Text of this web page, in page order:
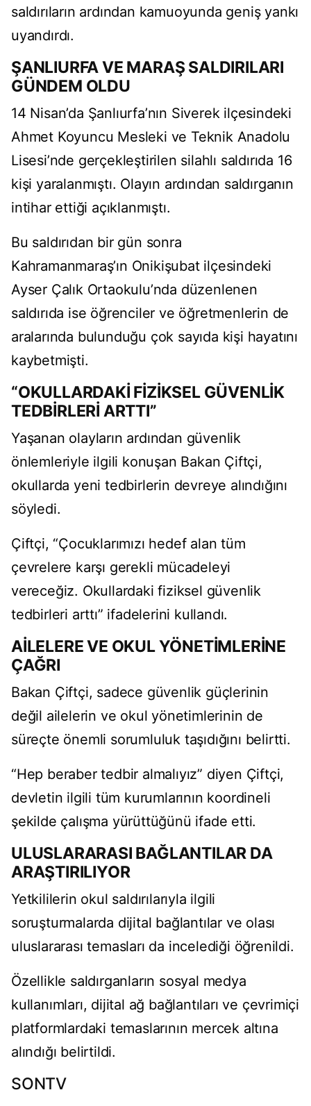
saldırıların ardından kamuoyunda geniş yankı
uyandırdı.
ŞANLIURFA VE MARAŞ SALDIRILARI
GÜNDEM OLDU
14 Nisan’da Şanlıurfa’nın Siverek ilçesindeki
Ahmet Koyuncu Mesleki ve Teknik Anadolu
Lisesi’nde gerçekleştirilen silahlı saldırıda 16
kişi yaralanmıştı. Olayın ardından saldırganın
intihar ettiği açıklanmıştı.
Bu saldırıdan bir gün sonra
Kahramanmaraş’ın Onikişubat ilçesindeki
Ayser Çalık Ortaokulu’nda düzenlenen
saldırıda ise öğrenciler ve öğretmenlerin de
aralarında bulunduğu çok sayıda kişi hayatını
kaybetmişti.
“OKULLARDAKİ FİZİKSEL GÜVENLİK
TEDBİRLERİ ARTTI”
Yaşanan olayların ardından güvenlik
önlemleriyle ilgili konuşan Bakan Çiftçi,
okullarda yeni tedbirlerin devreye alındığını
söyledi.
Çiftçi, “Çocuklarımızı hedef alan tüm
çevrelere karşı gerekli mücadeleyi
vereceğiz. Okullardaki fiziksel güvenlik
tedbirleri arttı” ifadelerini kullandı.
AİLELERE VE OKUL YÖNETİMLERİNE
ÇAĞRI
Bakan Çiftçi, sadece güvenlik güçlerinin
değil ailelerin ve okul yönetimlerinin de
süreçte önemli sorumluluk taşıdığını belirtti.
“Hep beraber tedbir almalıyız” diyen Çiftçi,
devletin ilgili tüm kurumlarının koordineli
şekilde çalışma yürüttüğünü ifade etti.
ULUSLARARASI BAĞLANTILAR DA
ARAŞTIRILIYOR
Yetkililerin okul saldırılarıyla ilgili
soruşturmalarda dijital bağlantılar ve olası
uluslararası temasları da incelediği öğrenildi.
Özellikle saldırganların sosyal medya
kullanımları, dijital ağ bağlantıları ve çevrimiçi
platformlardaki temaslarının mercek altına
alındığı belirtildi.
SONTV